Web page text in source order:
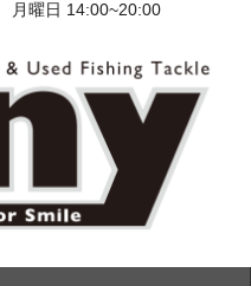
月曜日 14:00~20:00